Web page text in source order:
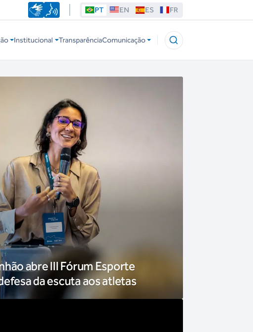
PT EN ES FR
Institucional TransparênciaComunicação
abre III Fórum Esporte
da escuta aos atletas